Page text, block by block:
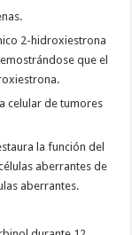
2-hidroxiestrona
que el
celular de tumores
la función del
aberrantes de
aberrantes.